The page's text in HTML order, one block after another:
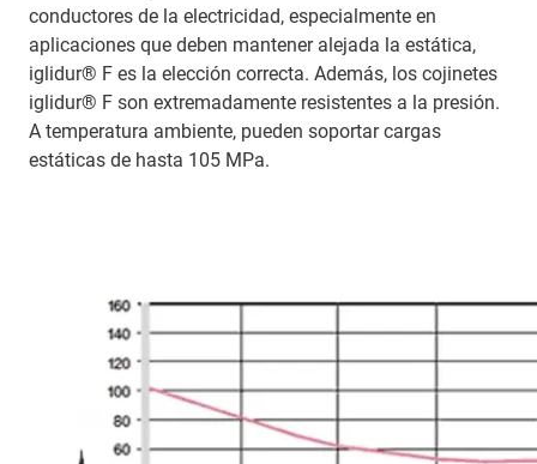
conductores de la electricidad, especialmente en
aplicaciones que deben mantener alejada la estática,
iglidur® F es la elección correcta. Además, los cojinetes
iglidur® F son extremadamente resistentes a la presión.
A temperatura ambiente, pueden soportar cargas
estáticas de hasta 105 MPa.